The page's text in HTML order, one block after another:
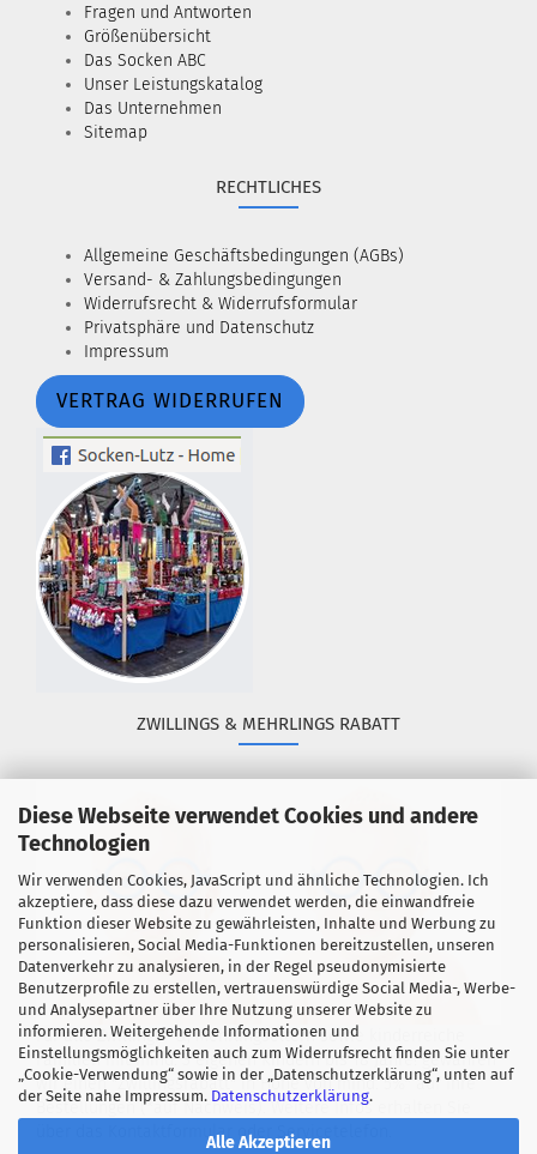
Diese Webseite verwendet Cookies und andere
Technologien
Wir verwenden Cookies, JavaScript und ähnliche Technologien. Ich
akzeptiere, dass diese dazu verwendet werden, die einwandfreie
Funktion dieser Website zu gewährleisten, Inhalte und Werbung zu
personalisieren, Social Media-Funktionen bereitzustellen, unseren
Datenverkehr zu analysieren, in der Regel pseudonymisierte
Benutzerprofile zu erstellen, vertrauenswürdige Social Media-, Werbe-
und Analysepartner über Ihre Nutzung unserer Website zu
informieren. Weitergehende Informationen und
Einstellungsmöglichkeiten auch zum Widerrufsrecht finden Sie unter
„Cookie-Verwendung“ sowie in der „Datenschutzerklärung“, unten auf
der Seite nahe Impressum. Datenschutzerklärung.
Alle Akzeptieren
Fragen und Antworten
Größenübersicht
Das Socken ABC
Unser Leistungskatalog
Das Unternehmen
Sitemap
RECHTLICHES
Allgemeine Geschäftsbedingungen (AGBs)
Versand- & Zahlungsbedingungen
Widerrufsrecht & Widerrufsformular
Privatsphäre und Datenschutz
Impressum
VERTRAG WIDERRUFEN
ZWILLINGS & MEHRLINGS RABATT
Für alle Zwillings- &, Mehrlingseltern sowie kinderreiche
Familien mit mind. 3 eigenen Kindern bis 18 Jahre! gewähren
wir einen "Zwillingsrabatt" in Höhe von mind. 5%* auf Ihre
Bestellungen (*auf Nachweis). Weitere Infos erhalten Sie
über das Kontaktformular oder Servicetelefon.